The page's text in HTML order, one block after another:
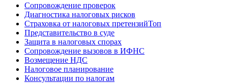
Сопровождение проверок
Диагностика налоговых рисков
Страховка от налоговых претензийТоп
Представительство в суде
Защита в налоговых спорах
Сопровождение вызовов в ИФНС
Возмещение НДС
Налоговое планирование
Консультации по налогам